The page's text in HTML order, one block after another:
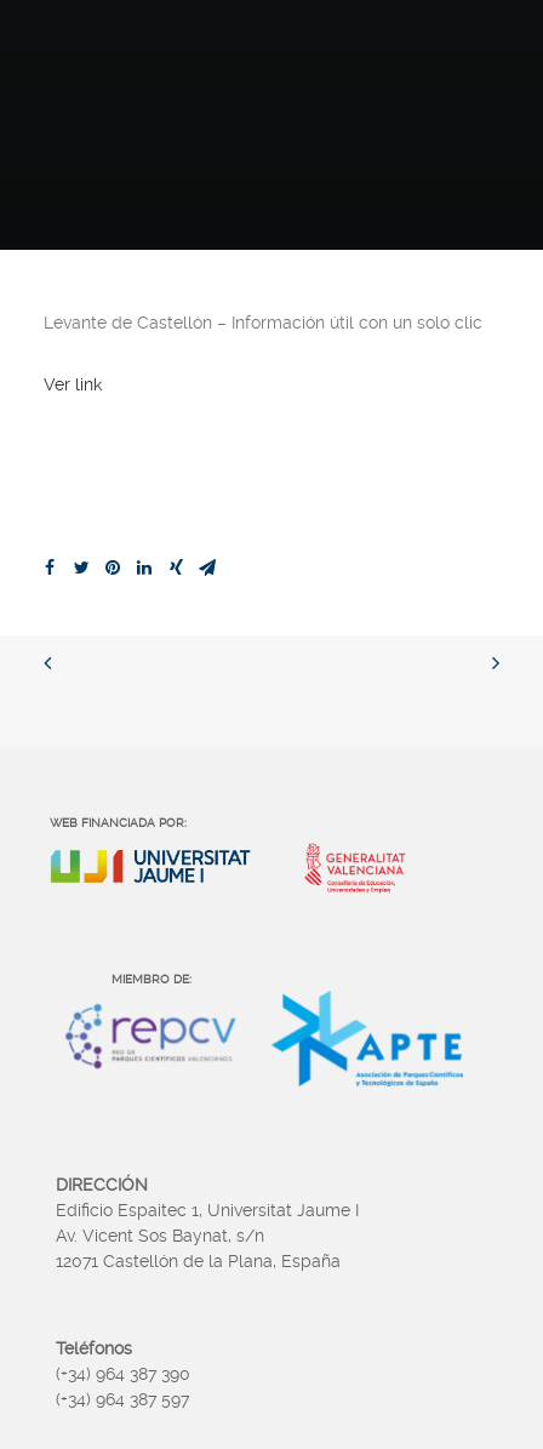
Levante de Castellón – Información útil con un solo clic
Ver link
WEB FINANCIADA POR:
MIEMBRO DE:
DIRECCIÓN
Edificio Espaitec 1, Universitat Jaume I
Av. Vicent Sos Baynat, s/n
12071 Castellón de la Plana, España
Teléfonos
(+34) 964 387 390
(+34) 964 387 597